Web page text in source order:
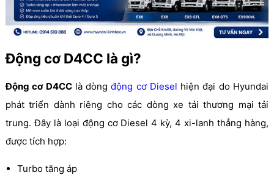
Động cơ D4CC là gì?
Động cơ D4CClà dòngđộng cơ Diesel hiện đại do Hyundai
phát triển dành riêng cho các dòng xe tải thương mại tải
trung. Đây là loại động cơ Diesel 4 kỳ, 4 xi-lanh thẳng hàng,
được tích hợp:
Turbo tăng áp